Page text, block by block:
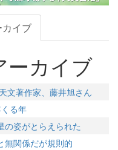
カイブ
ーカイブ
文著作家、藤井旭さん
る年
の姿がとらえられた
無関係だが規則的